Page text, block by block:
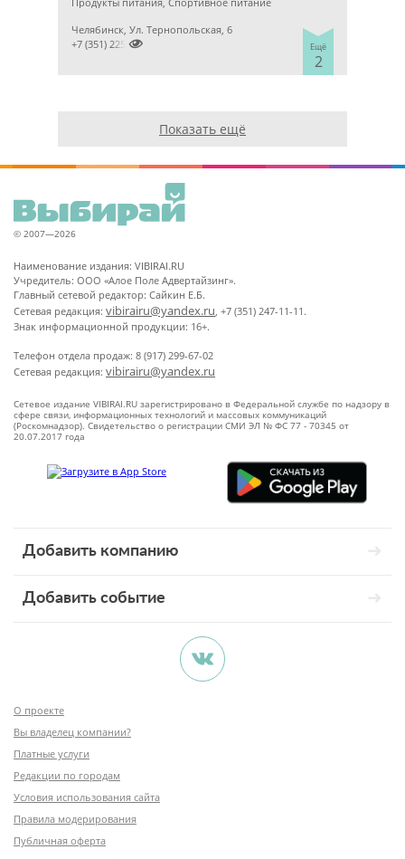
Ещё
2
Челябинск, Ул. Тернопольская, 6

+7 (351) 2253636
Показать ещё
© 2007—2026
Наименование издания: VIBIRAI.RU
Учредитель: ООО «Алое Поле Адвертайзинг».
Главный сетевой редактор: Сайкин Е.Б.
Сетевая редакция: vibirairu@yandex.ru, +7 (351) 247-11-11.
Знак информационной продукции: 16+.
Телефон отдела продаж: 8 (917) 299-67-02
Сетевая редакция: vibirairu@yandex.ru
Сетевое издание VIBIRAI.RU зарегистрировано в Федеральной службе по надзору в
сфере связи, информационных технологий и массовых коммуникаций
(Роскомнадзор). Свидетельство о регистрации СМИ ЭЛ № ФС 77 - 70345 от
20.07.2017 года
Добавить компанию
Добавить событие
О проекте
Вы владелец компании?
Платные услуги
Редакции по городам
Условия использования сайта
Правила модерирования
Публичная оферта